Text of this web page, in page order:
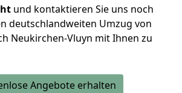
und kontaktieren Sie uns noch
deutschlandweiten Umzug von
Neukirchen-Vluyn mit Ihnen zu
Angebote erhalten